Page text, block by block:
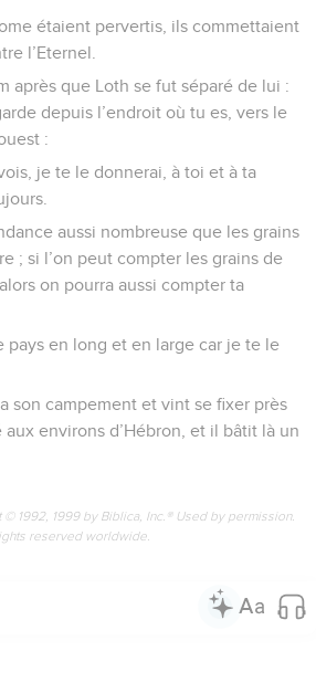
étaient pervertis, ils commettaient
l’Eternel.
après que Loth se fut séparé de lui :
depuis l’endroit où tu es, vers le
:
je te le donnerai, à toi et à ta
aussi nombreuse que les grains
; si l’on peut compter les grains de
on pourra aussi compter ta
pays en long et en large car je te le
son campement et vint se fixer près
aux environs d’Hébron, et il bâtit là un
1992, 1999 by Biblica, Inc.® Used by permission.
reserved worldwide.